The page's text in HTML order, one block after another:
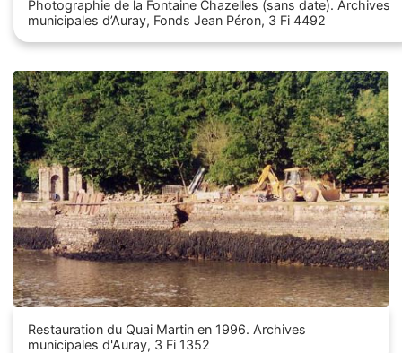
Photographie de la Fontaine Chazelles (sans date). Archives
municipales d’Auray, Fonds Jean Péron, 3 Fi 4492
Restauration du Quai Martin en 1996. Archives
municipales d'Auray, 3 Fi 1352